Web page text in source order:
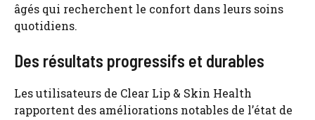
âgés qui recherchent le confort dans leurs soins
quotidiens.
Des résultats progressifs et durables
Les utilisateurs de Clear Lip & Skin Health
rapportent des améliorations notables de l’état de